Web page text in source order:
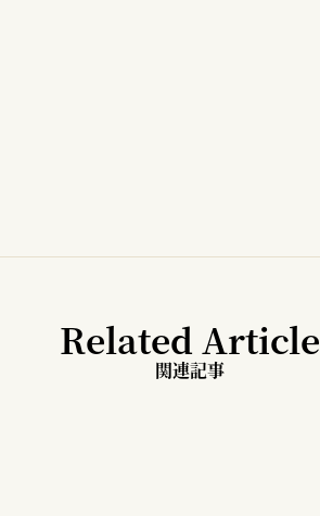
Related Article
関連記事